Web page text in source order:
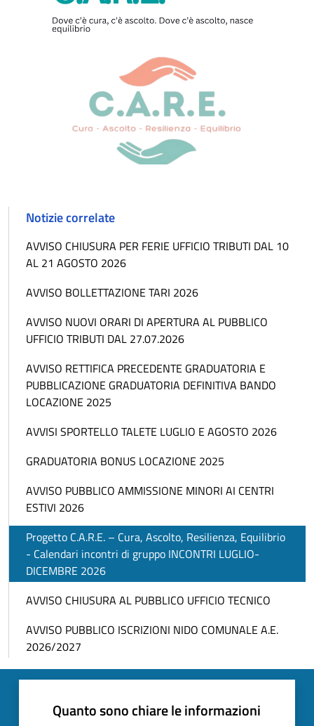
Notizie correlate
AVVISO CHIUSURA PER FERIE UFFICIO TRIBUTI DAL 10
AL 21 AGOSTO 2026
AVVISO BOLLETTAZIONE TARI 2026
AVVISO NUOVI ORARI DI APERTURA AL PUBBLICO
UFFICIO TRIBUTI DAL 27.07.2026
AVVISO RETTIFICA PRECEDENTE GRADUATORIA E
PUBBLICAZIONE GRADUATORIA DEFINITIVA BANDO
LOCAZIONE 2025
AVVISI SPORTELLO TALETE LUGLIO E AGOSTO 2026
GRADUATORIA BONUS LOCAZIONE 2025
AVVISO PUBBLICO AMMISSIONE MINORI AI CENTRI
ESTIVI 2026
Progetto C.A.R.E. – Cura, Ascolto, Resilienza, Equilibrio
- Calendari incontri di gruppo INCONTRI LUGLIO-
DICEMBRE 2026
AVVISO CHIUSURA AL PUBBLICO UFFICIO TECNICO
AVVISO PUBBLICO ISCRIZIONI NIDO COMUNALE A.E.
2026/2027
Quanto sono chiare le informazioni